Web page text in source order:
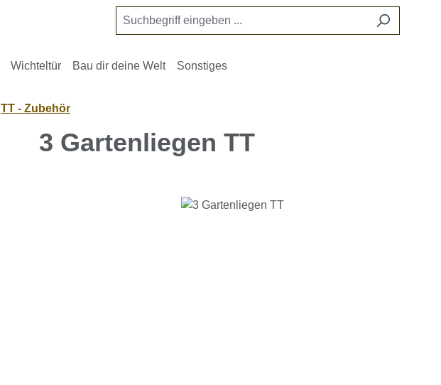
Wichteltür Bau dir deine Welt Sonstiges
TT - Zubehör
3 Gartenliegen TT